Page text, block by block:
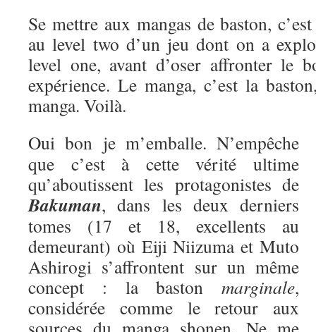
Se mettre aux mangas de baston,
au level two d’un jeu dont on a
level one, avant d’oser affronter le
expérience. Le manga, c’est la
manga. Voilà.
Oui bon je m’emballe. N’empêche
que c’est à cette vérité ultime
qu’aboutissent les protagonistes de
Bakuman, dans les deux derniers
tomes (17 et 18, excellents au
demeurant) où Eiji Niizuma et Muto
Ashirogi s’affrontent sur un même
concept : la baston marginale,
considérée comme le retour aux